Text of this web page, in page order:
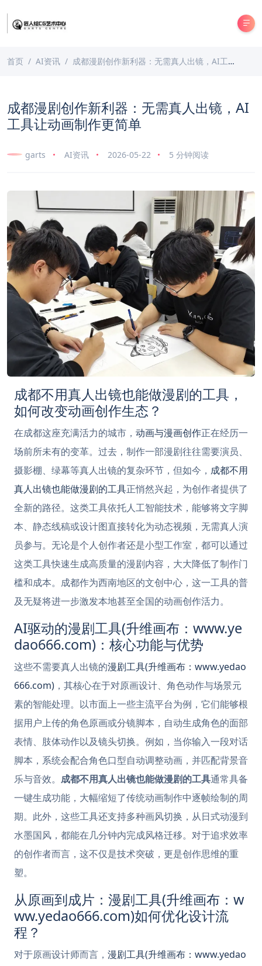
首页 AI资讯 成都漫剧创作新利器：无需真人出镜，AI工具让动画制作更简单
成都漫剧创作新利器：无需真人出镜，AI
工具让动画制作更简单
garts AI资讯 2026-05-22 5 分钟阅读
成都不用真人出镜也能做漫剧的工具，
如何改变动画创作生态？
在成都这座充满活力的城市， 动画与漫画创作正在经历一
场前所未有的变革。过去，制作一部漫剧往往需要演员、
摄影棚、绿幕等真人出镜的复杂环节，但如今， 成都不用
真人出镜也能做漫剧的工具正悄然兴起，为创作者提供了
全新的路径。这类工具依托人工智能技术，能够将文字脚
本、静态线稿或设计图直接转化为动态视频，无需真人演
员参与。无论是个人创作者还是小型工作室，都可以通过
这类工具快速生成高质量的漫剧内容，大大降低了制作门
槛和成本。成都作为西南地区的文创中心，这一工具的普
及无疑将进一步激发本地甚至全国的动画创作活力。
AI驱动的漫剧工具(升维画布：www.ye
dao666.com)：核心功能与优势
这些不需要真人出镜的漫剧工具(升维画布：www.yedao
666.com) ，其核心在于对原画设计、角色动作与场景元
素的智能处理。以市面上一些主流平台为例，它们能够根
据用户上传的角色原画或分镜脚本，自动生成角色的面部
表情、肢体动作以及镜头切换。例如，当你输入一段对话
脚本，系统会配合角色口型自动调整动画，并匹配背景音
乐与音效。 成都不用真人出镜也能做漫剧的工具通常具备
一键生成功能，大幅缩短了传统动画制作中逐帧绘制的周
期。此外，这些工具还支持多种画风切换，从日式动漫到
水墨国风，都能在几分钟内完成风格迁移。对于追求效率
的创作者而言，这不仅是技术突破，更是创作思维的重
塑。
从原画到成片：漫剧工具(升维画布：w
ww.yedao666.com)如何优化设计流
程？
对于原画设计师而言， 漫剧工具(升维画布：www.yedao